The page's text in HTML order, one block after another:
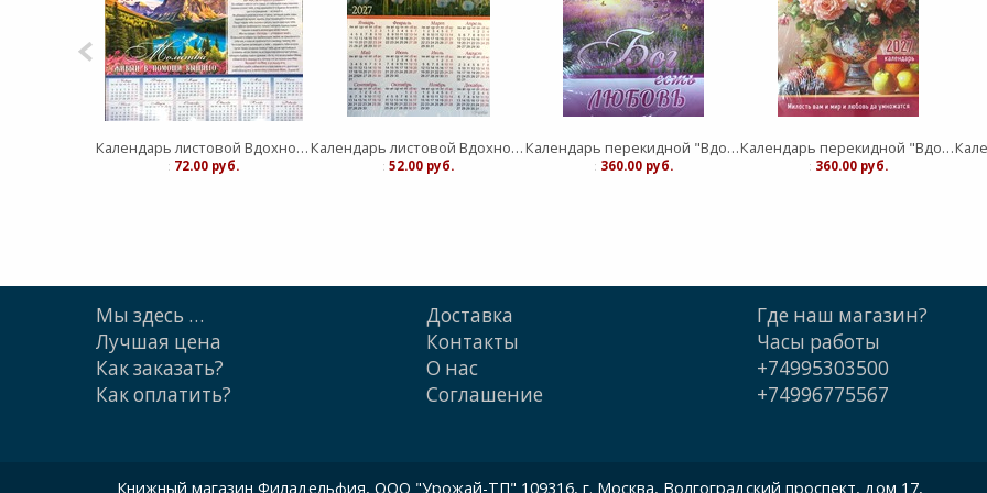
Календарь листовой Вдохновение "Живый в помощи Вышнего"средний
: 72.00 руб.
Календарь листовой Вдохновение "Господь - защите моя" малый
: 52.00 руб.
Календарь перекидной "Вдохновение" Бог есть любовь 25Х35
: 360.00 руб.
Календарь перекидной "Вдохновение" Благословение дома 25Х35
: 360.00 руб.
Мы здесь …
Лучшая цена
Как заказать?
Как оплатить?
Доставка
Контакты
О нас
Cоглашение
Где наш магазин?
Часы работы
+74995303500
+74996775567
Книжный магазин Филадельфия, ООО "Урожай-ТП" 109316, г. Москва, Волгоградский проспект, дом 17,